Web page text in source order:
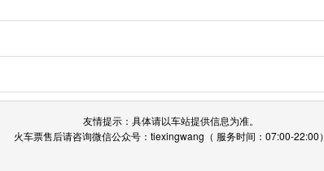
友情提示：具体请以车站提供信息为准。
火车票售后请咨询微信公众号：tiexingwang（ 服务时间：07:00-22:00）